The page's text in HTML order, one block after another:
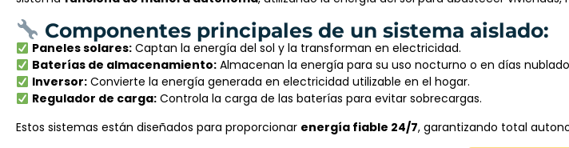
Componentes principales de un sistema aislado:
Paneles solares:Captan la energía del sol y la transforman en electricidad.
Baterías de almacenamiento:Almacenan la energía para su uso nocturno o en días
Inversor:Convierte la energía generada en electricidad utilizable en el hogar.
Regulador de carga:Controla la carga de las baterías para evitar sobrecargas.
Estos sistemas están diseñados para proporcionar energía fiable 24/7, garantizando total